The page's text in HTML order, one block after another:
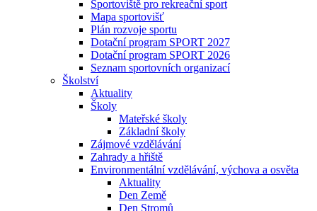
Sportoviště pro rekreační sport
Mapa sportovišť
Plán rozvoje sportu
Dotační program SPORT 2027
Dotační program SPORT 2026
Seznam sportovních organizací
Školství
Aktuality
Školy
Mateřské školy
Základní školy
Zájmové vzdělávání
Zahrady a hřiště
Environmentální vzdělávání, výchova a osvěta
Aktuality
Den Země
Den Stromů